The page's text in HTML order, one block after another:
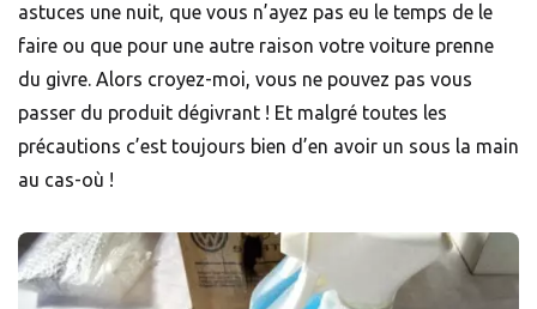
astuces une nuit, que vous n’ayez pas eu le temps de le
faire ou que pour une autre raison votre voiture prenne
du givre. Alors croyez-moi, vous ne pouvez pas vous
passer du produit dégivrant ! Et malgré toutes les
précautions c’est toujours bien d’en avoir un sous la main
au cas-où !